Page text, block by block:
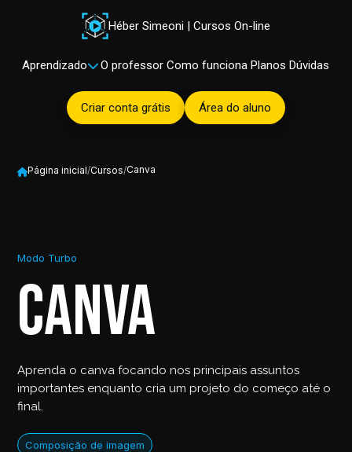
Héber Simeoni | Cursos On-line
Aprendizado O professor Como funciona Planos Dúvidas
Criar conta grátis Área do aluno
Página inicial/Cursos/Canva
Modo Turbo
Canva
Aprenda o canva focando nos principais assuntos
importantes enquanto cria um projeto do começo até o
final.
Composição de imagem